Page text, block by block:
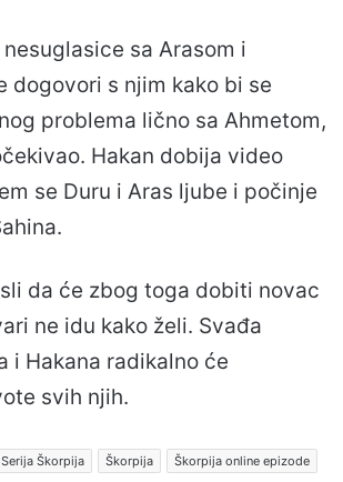
sa Arasom i
dogovori s njim kako bi se
problema lično sa Ahmetom,
Hakan dobija video
se Duru i Aras ljube i počinje
da će zbog toga dobiti novac
ne idu kako želi. Svađa
i Hakana radikalno će
svih njih.
Serija Škorpija Škorpija
Škorpija online epizode